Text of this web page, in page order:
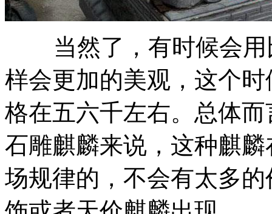
当然了，有时候会用
样会更加的美观，这个
格在五六千左右。总体
石雕麒麟来说，这种麒
场规律的，不会有太多